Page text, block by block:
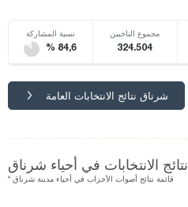
نسبة المشاركة
% 84,6
مجموع الناخبين
324.504
شرناق نتائج الانتخابات العامة
نتائج الانتخابات في أحياء شرناق
* قائمة نتائج أصوات الأحزاب في أحياء مدينة شرناق